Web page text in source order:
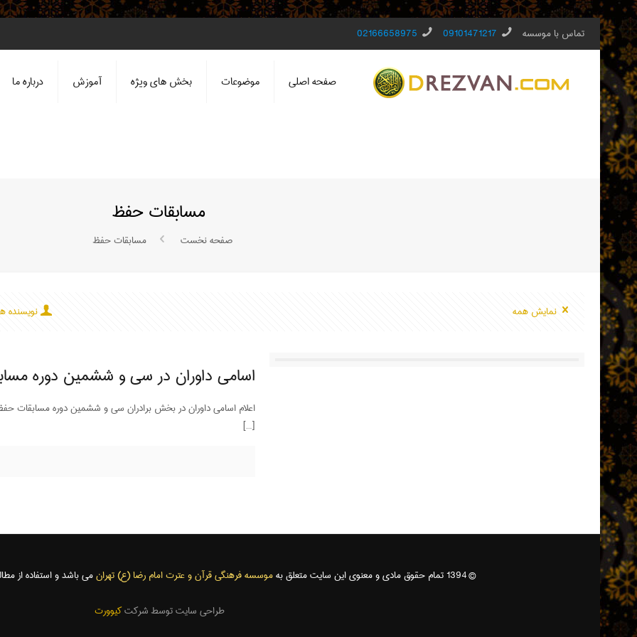
تماس با موسسه 09101471217
02166658975
صفحه اصلی موضوعات بخش های ویژه آموزش درباره ما
مسابقات حفظ
صفحه نخست مسابقات حفظ
نویسنده نمایش همه
اسامی داوران در سی و ششمین دوره
اعلام اسامی داوران در بخش برادران سی و ششمین دوره مسابقات
[…]
© 1394 تمام حقوق مادی و معنوی این سایت متعلق به موسسه فرهنگی قرآن و عترت امام رضا (ع) تهرانمی باشد و استفاده از
طراحی سایت توسط شرکتکیوورت